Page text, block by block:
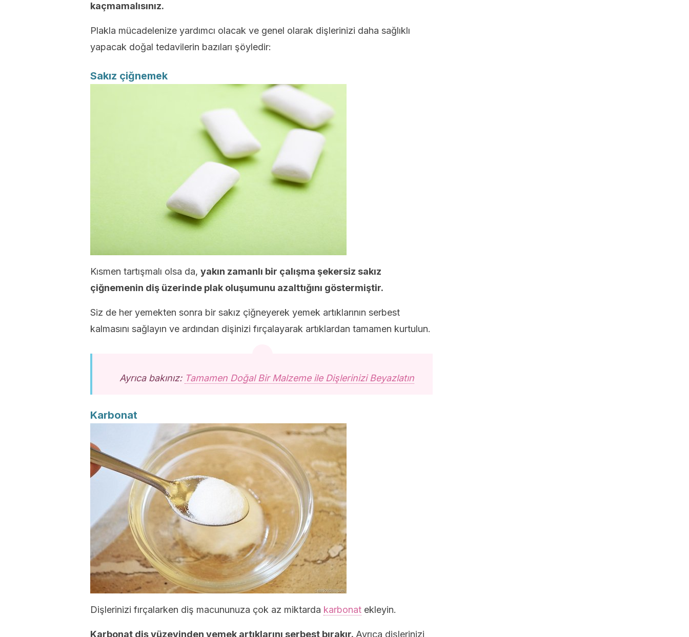
kaçmamalısınız.
Plakla mücadelenize yardımcı olacak ve genel olarak dişlerinizi daha sağlıklı
yapacak doğal tedavilerin bazıları şöyledir:
Sakız çiğnemek
Kısmen tartışmalı olsa da, yakın zamanlı bir çalışma şekersiz sakız
çiğnemenin diş üzerinde plak oluşumunu azalttığını göstermiştir.
Siz de her yemekten sonra bir sakız çiğneyerek yemek artıklarının serbest
kalmasını sağlayın ve ardından dişinizi fırçalayarak artıklardan tamamen kurtulun.
Ayrıca bakınız: Tamamen Doğal Bir Malzeme ile Dişlerinizi Beyazlatın
Karbonat
Dişlerinizi fırçalarken diş macununuza çok az miktarda karbonat ekleyin.
Karbonat diş yüzeyinden yemek artıklarını serbest bırakır. Ayrıca dişlerinizi